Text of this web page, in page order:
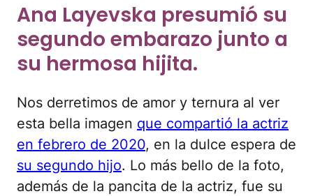
Ana Layevska presumió su
segundo embarazo junto a
su hermosa hijita.
Nos derretimos de amor y ternura al ver
esta bella imagen que compartió la actriz
en febrero de 2020, en la dulce espera de
su segundo hijo. Lo más bello de la foto,
además de la pancita de la actriz, fue su